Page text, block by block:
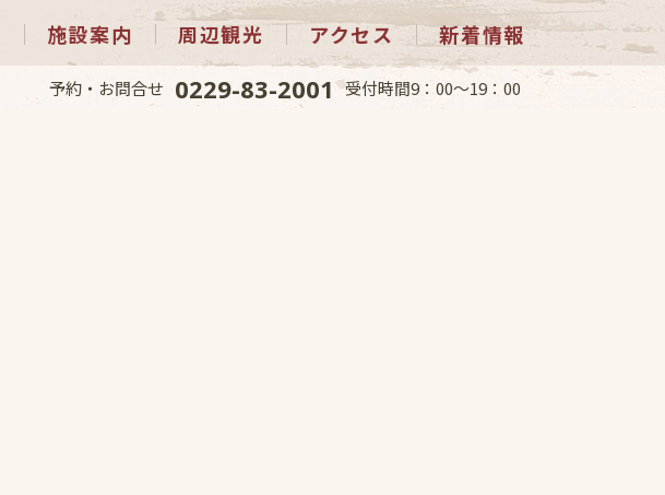
施設案内 周辺観光 アクセス 新着情報
予約・お問合せ 0229-83-2001 受付時間9：00～19：00